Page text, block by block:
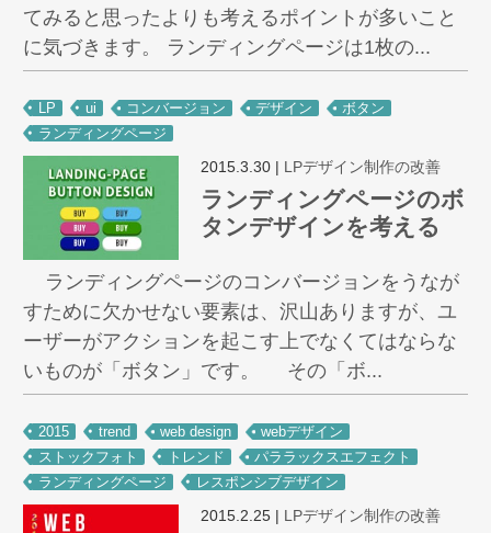
てみると思ったよりも考えるポイントが多いこと
に気づきます。 ランディングページは1枚の...
LP ui コンバージョン デザイン
ボタン
ランディングページ
2015.3.30 | LPデザイン制作の改善
ランディングページのボ
タンデザインを考える
ランディングページのコンバージョンをうなが
すために欠かせない要素は、沢山ありますが、ユ
ーザーがアクションを起こす上でなくてはならな
いものが「ボタン」です。 その「ボ...
2015 trend web design
webデザイン
ストックフォト
トレンド
パララックスエフェクト
ランディングページ
レスポンシブデザイン
2015.2.25 | LPデザイン制作の改善